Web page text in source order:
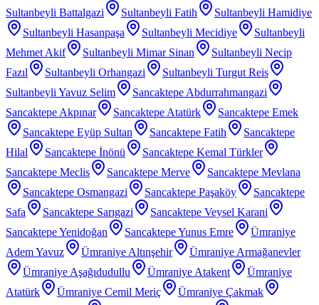
Sultanbeyli Battalgazi
Sultanbeyli Fatih
Sultanbeyli Hamidiye
Sultanbeyli Hasanpaşa
Sultanbeyli Mecidiye
Sultanbeyli
Mehmet Akif
Sultanbeyli Mimar Sinan
Sultanbeyli Necip
Fazıl
Sultanbeyli Orhangazi
Sultanbeyli Turgut Reis
Sultanbeyli Yavuz Selim
Sancaktepe Abdurrahmangazi
Sancaktepe Akpınar
Sancaktepe Atatürk
Sancaktepe Emek
Sancaktepe Eyüp Sultan
Sancaktepe Fatih
Sancaktepe
Hilal
Sancaktepe İnönü
Sancaktepe Kemal Türkler
Sancaktepe Meclis
Sancaktepe Merve
Sancaktepe Mevlana
Sancaktepe Osmangazi
Sancaktepe Paşaköy
Sancaktepe
Safa
Sancaktepe Sarıgazi
Sancaktepe Veysel Karani
Sancaktepe Yenidoğan
Sancaktepe Yunus Emre
Ümraniye
Adem Yavuz
Ümraniye Altınşehir
Ümraniye Armağanevler
Ümraniye Aşağıdudullu
Ümraniye Atakent
Ümraniye
Atatürk
Ümraniye Cemil Meriç
Ümraniye Çakmak